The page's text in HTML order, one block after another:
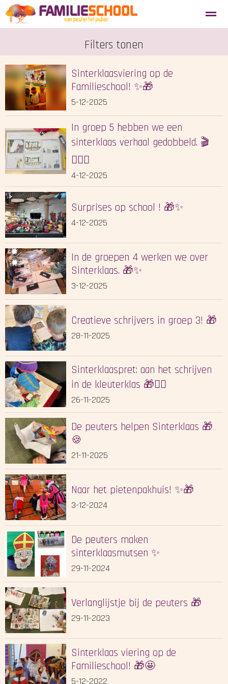
Aanmelden nieuwe leerlingen Blosse
Home Agenda Locatie
Filters tonen
Sinterklaasviering op de
Familieschool! ✨🎁
5-12-2025
In groep 5 hebben we een
sinterklaas verhaal gedobbeld. 🎬
✍🏻✨
4-12-2025
Surprises op school ! 🎁✨
4-12-2025
In de groepen 4 werken we over
Sinterklaas. 🎁✨
3-12-2025
Creatieve schrijvers in groep 3! 🎁
28-11-2025
Sinterklaaspret: aan het schrijven
in de kleuterklas 🎁✍🏻
26-11-2025
De peuters helpen Sinterklaas 🎁
🍪
21-11-2025
Naar het pietenpakhuis! ✨🎁
3-12-2024
De peuters maken
sinterklaasmutsen ✨
29-11-2024
Verlanglijstje bij de peuters 🎁
29-11-2023
Sinterklaas viering op de
Familieschool! 🎁🤩
5-12-2022